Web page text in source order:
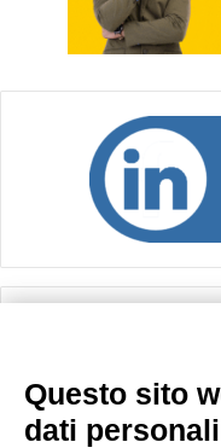
Importo
Questo sito
dati